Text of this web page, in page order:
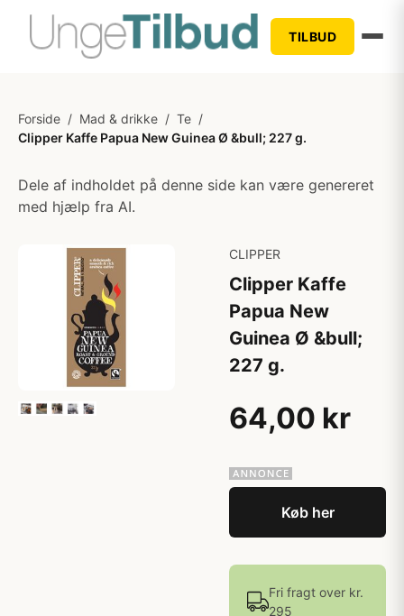
TILBUD
Forside / Mad & drikke / Te /
Clipper Kaffe Papua New Guinea Ø &bull; 227 g.
Dele af indholdet på denne side kan være genereret
med hjælp fra AI.
CLIPPER
Clipper Kaffe
Papua New
Guinea Ø &bull;
227 g.
64,00 kr
Køb her
Fri fragt over kr.
295